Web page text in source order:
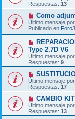
Respuestas: 13
Como
Último mensaje por
Publicado en
Type 2.7D V6
Último mensaje por
Respuestas: 9
Último mensaje por
Respuestas: 17
CAMBIO
Último mensaje por
Respuestas: 13